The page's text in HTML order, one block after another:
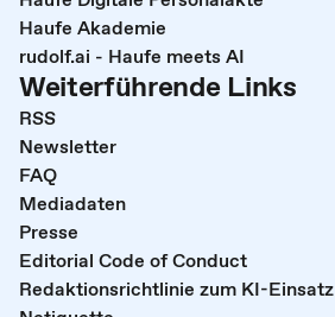
Haufe Akademie
rudolf.ai - Haufe meets AI
Weiterführende Links
RSS
Newsletter
FAQ
Mediadaten
Presse
Editorial Code of Conduct
Redaktionsrichtlinie zum KI-Einsatz